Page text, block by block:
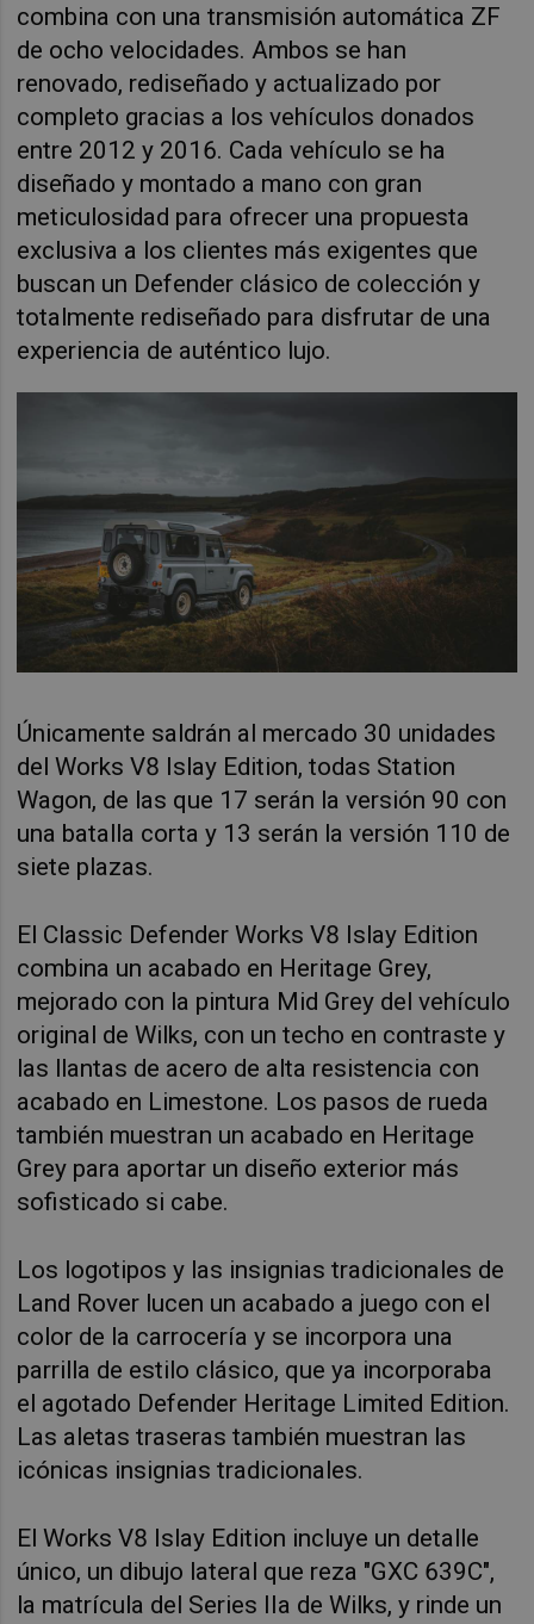
combina con una transmisión automática ZF
de ocho velocidades. Ambos se han
renovado, rediseñado y actualizado por
completo gracias a los vehículos donados
entre 2012 y 2016. Cada vehículo se ha
diseñado y montado a mano con gran
meticulosidad para ofrecer una propuesta
exclusiva a los clientes más exigentes que
buscan un Defender clásico de colección y
totalmente rediseñado para disfrutar de una
experiencia de auténtico lujo.
Únicamente saldrán al mercado 30 unidades
del Works V8 Islay Edition, todas Station
Wagon, de las que 17 serán la versión 90 con
una batalla corta y 13 serán la versión 110 de
siete plazas.
El Classic Defender Works V8 Islay Edition
combina un acabado en Heritage Grey,
mejorado con la pintura Mid Grey del vehículo
original de Wilks, con un techo en contraste y
las llantas de acero de alta resistencia con
acabado en Limestone. Los pasos de rueda
también muestran un acabado en Heritage
Grey para aportar un diseño exterior más
sofisticado si cabe.
Los logotipos y las insignias tradicionales de
Land Rover lucen un acabado a juego con el
color de la carrocería y se incorpora una
parrilla de estilo clásico, que ya incorporaba
el agotado Defender Heritage Limited Edition.
Las aletas traseras también muestran las
icónicas insignias tradicionales.
El Works V8 Islay Edition incluye un detalle
único, un dibujo lateral que reza "GXC 639C",
la matrícula del Series IIa de Wilks, y rinde un